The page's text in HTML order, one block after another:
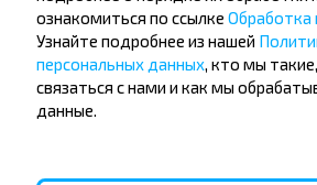
путешествуй с нами дешевле!
ознакомиться по ссылке Обработка
Узнайте подробнее из нашей
персональных данных, кто мы
связаться с нами и как мы
данные.